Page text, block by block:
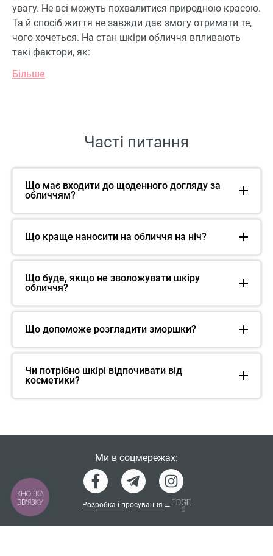
увагу. Не всі можуть похвалитися природною красою.
Та й спосіб життя не завжди дає змогу отримати те,
чого хочеться. На стан шкіри обличчя впливають
такі фактори, як:
Більше
Часті питання
Що має входити до щоденного догляду за
обличчям?
Що краще наносити на обличчя на ніч?
Що буде, якщо не зволожувати шкіру
обличчя?
Що допоможе розгладити зморшки?
Чи потрібно шкірі відпочивати від
косметики?
Ми в соцмережах:
Розробка і просування —
КНОПКА
ЗВ'ЯЗКУ